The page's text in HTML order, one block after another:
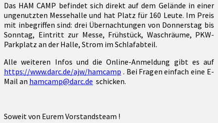
Das HAM CAMP befindet sich direkt auf dem Gelände in einer
ungenutzten Messehalle und hat Platz für 160 Leute. Im Preis
mit inbegriffen sind: drei Übernachtungen von Donnerstag bis
Sonntag, Eintritt zur Messe, Frühstück, Waschräume, PKW-
Parkplatz an der Halle, Strom im Schlafabteil.
Alle weiteren Infos und die Online-Anmeldung gibt es auf
https://www.darc.de/ajw/hamcamp . Bei Fragen einfach eine E-
Mail an hamcamp@darc.de schicken.
Soweit von Eurem Vorstandsteam !